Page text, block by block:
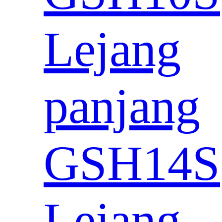
Lejang
panjang
GSH14S